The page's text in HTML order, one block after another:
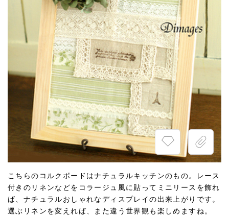
こちらのコルクボードはナチュラルキッチンのもの。レース
付きのリネンなどをコラージュ風に貼ってミニリースを飾れ
ば、ナチュラルおしゃれなディスプレイの出来上がりです。
選ぶリネンを変えれば、また違う世界観も楽しめますね。